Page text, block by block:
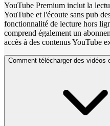
YouTube Premium inclut la
YouTube et l'écoute sans pub
fonctionnalité de lecture hors
comprend également un
accès à des contenus YouTube
Comment télécharger des vidéos